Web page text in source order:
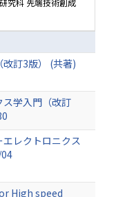
究科 先端技術創成
訂3版） (共著)
学入門（改訂
レクトロニクス
High speed